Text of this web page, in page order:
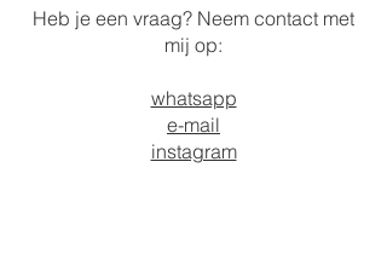
Heb je een vraag? Neem contact met
mij op:
whatsapp
e-mail
instagram